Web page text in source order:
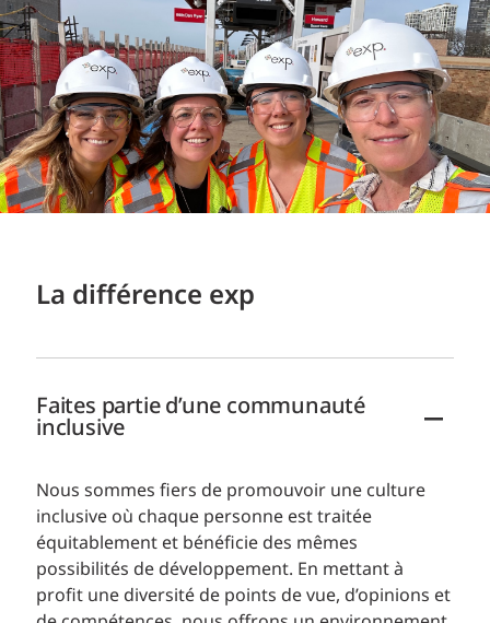
La différence exp
Faites partie d’une communauté
inclusive
Nous sommes fiers de promouvoir une culture
inclusive où chaque personne est traitée
équitablement et bénéficie des mêmes
possibilités de développement. En mettant à
profit une diversité de points de vue, d’opinions et